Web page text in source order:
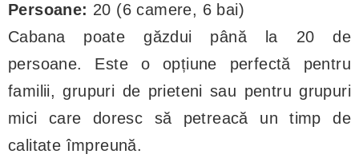
Persoane: 20 (6 camere, 6 bai)
Cabana poate găzdui până la 20 de
persoane. Este o opțiune perfectă pentru
familii, grupuri de prieteni sau pentru grupuri
mici care doresc să petreacă un timp de
calitate împreună.